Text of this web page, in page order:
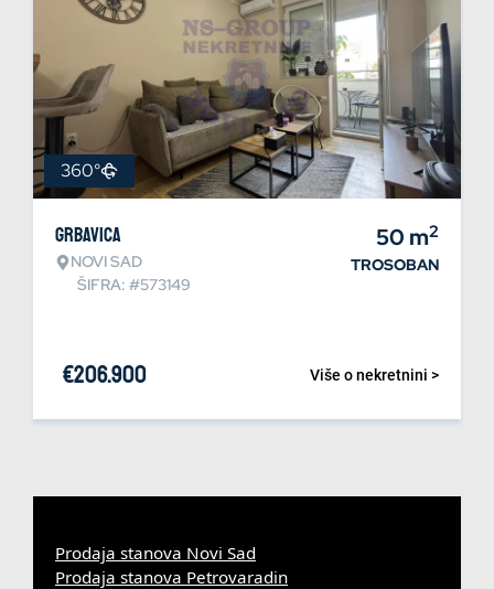
360°
Grbavica
NOVI SAD
ŠIFRA: #573149
50 m2
TROSOBAN
Više o nekretnini >
€206.900
Prodaja stanova Novi Sad
Prodaja stanova Petrovaradin